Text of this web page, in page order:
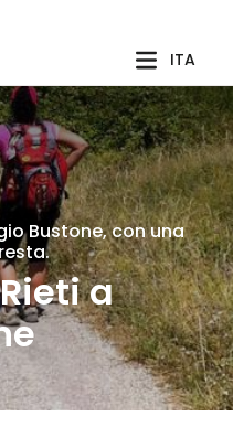
ITA
Bustone, con una
a